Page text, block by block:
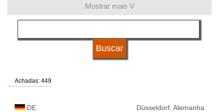
língua
qualificação
Mostrar mais V
Achadas: 449
DE Düsseldorf, Alemanha